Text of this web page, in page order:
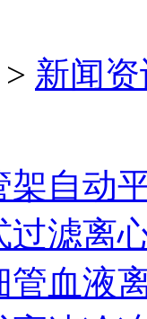
> 新闻
自动
滤离
血液